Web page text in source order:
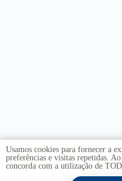
Usamos cookies para fornecer a
preferências e visitas repetidas.
concorda com a utilização de